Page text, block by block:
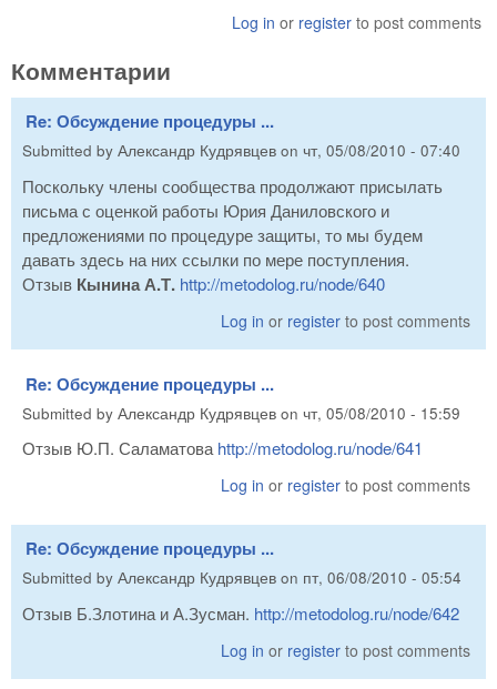
Log in or register to post comments
Комментарии
Re: Обсуждение процедуры ...
Submitted by Александр Кудрявцев on чт, 05/08/2010 - 07:40
Поскольку члены сообщества продолжают присылать
письма с оценкой работы Юрия Даниловского и
предложениями по процедуре защиты, то мы будем
давать здесь на них ссылки по мере поступления.
Отзыв Кынина А.Т. http://metodolog.ru/node/640
Log in or register to post comments
Re: Обсуждение процедуры ...
Submitted by Александр Кудрявцев on чт, 05/08/2010 - 15:59
Отзыв Ю.П. Саламатоваhttp://metodolog.ru/node/641
Log in or register to post comments
Re: Обсуждение процедуры ...
Submitted by Александр Кудрявцев on пт, 06/08/2010 - 05:54
Отзыв Б.Злотина и А.Зусман. http://metodolog.ru/node/642
Log in or register to post comments